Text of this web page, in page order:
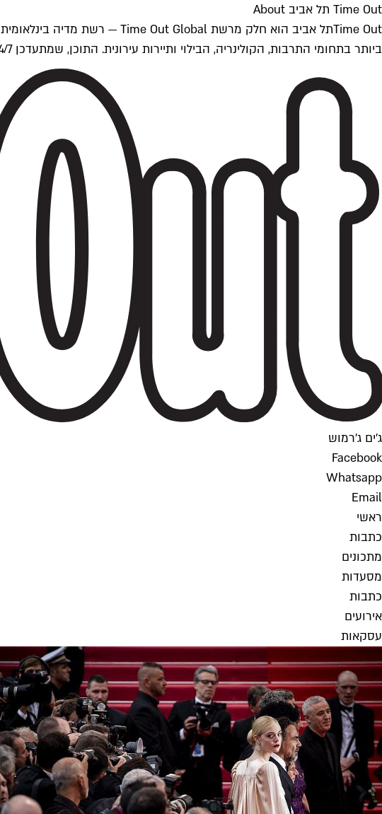
Time Out תל אביב About
ביותר בתחומי התרבות, הקולינריה, הבילוי ותיירות עירונית. התוכן, שמתעדכן 24/7, נכתב ונערך על ידי צוות עיתונאים מקצועי מקומי בישראל, בהתאם לסטנדרטים של Time Out העולמית.
ג'ים ג'רמוש
Facebook
Whatsapp
Email
ראשי
כתבות
מתכונים
מסעדות
כתבות
אירועים
עסקאות